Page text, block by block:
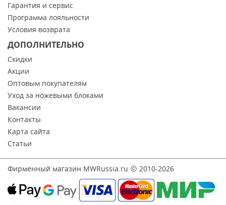
Гарантия и сервис
Программа лояльности
Условия возврата
ДОПОЛНИТЕЛЬНО
Скидки
Акции
Оптовым покупателям
Уход за ножевыми блоками
Вакансии
Контакты
Карта сайта
Статьи
Фирменный магазин MWRussia.ru 2010-2026